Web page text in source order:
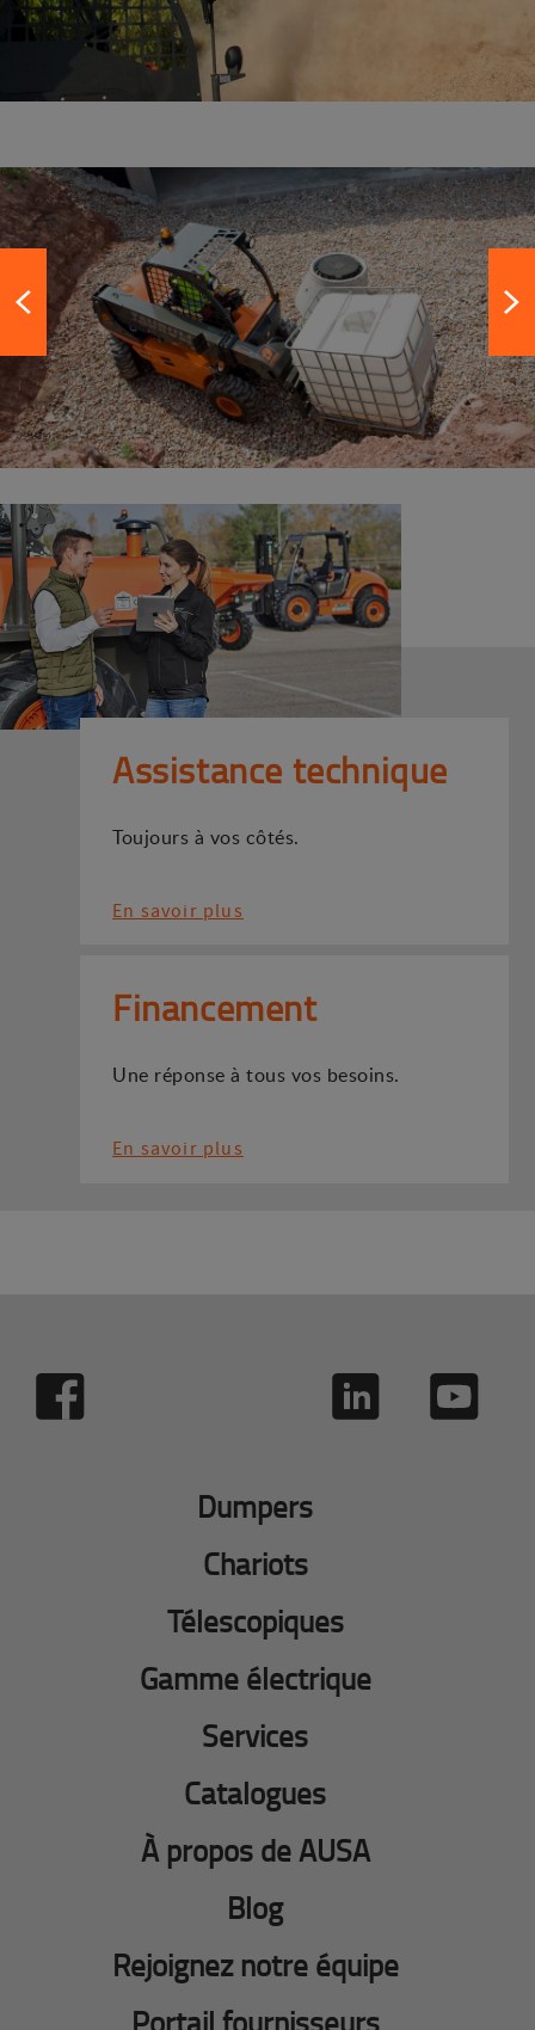
Assistance technique
Toujours à vos côtés.
En savoir plus
Financement
Une réponse à tous vos besoins.
En savoir plus
Dumpers
Chariots
Télescopiques
Gamme électrique
Services
Catalogues
À propos de AUSA
Blog
Rejoignez notre équipe